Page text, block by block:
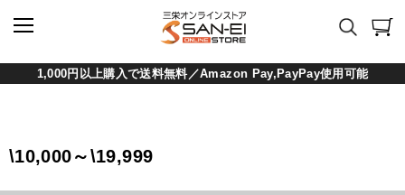
1,000円以上購入で送料無料／Amazon Pay,PayPay使用可能
\10,000～\19,999